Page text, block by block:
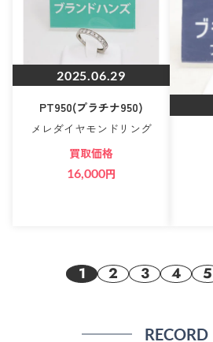
2025.06.29
PT950(プラチナ950)
メレダイヤモンドリング
買取価格
16,000円
1 2 3 4 5
RECORD